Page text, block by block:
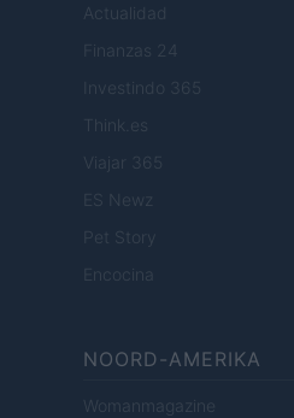
Actualidad
Finanzas 24
Investindo 365
Think.es
Viajar 365
ES Newz
Pet Story
Encocina
NOORD-AMERIKA
Womanmagazine